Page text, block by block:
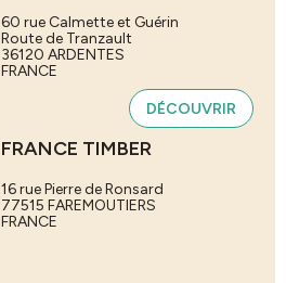
60 rue Calmette et Guérin
Route de Tranzault
36120 ARDENTES
FRANCE
DÉCOUVRIR
FRANCE TIMBER
16 rue Pierre de Ronsard
77515 FAREMOUTIERS
FRANCE